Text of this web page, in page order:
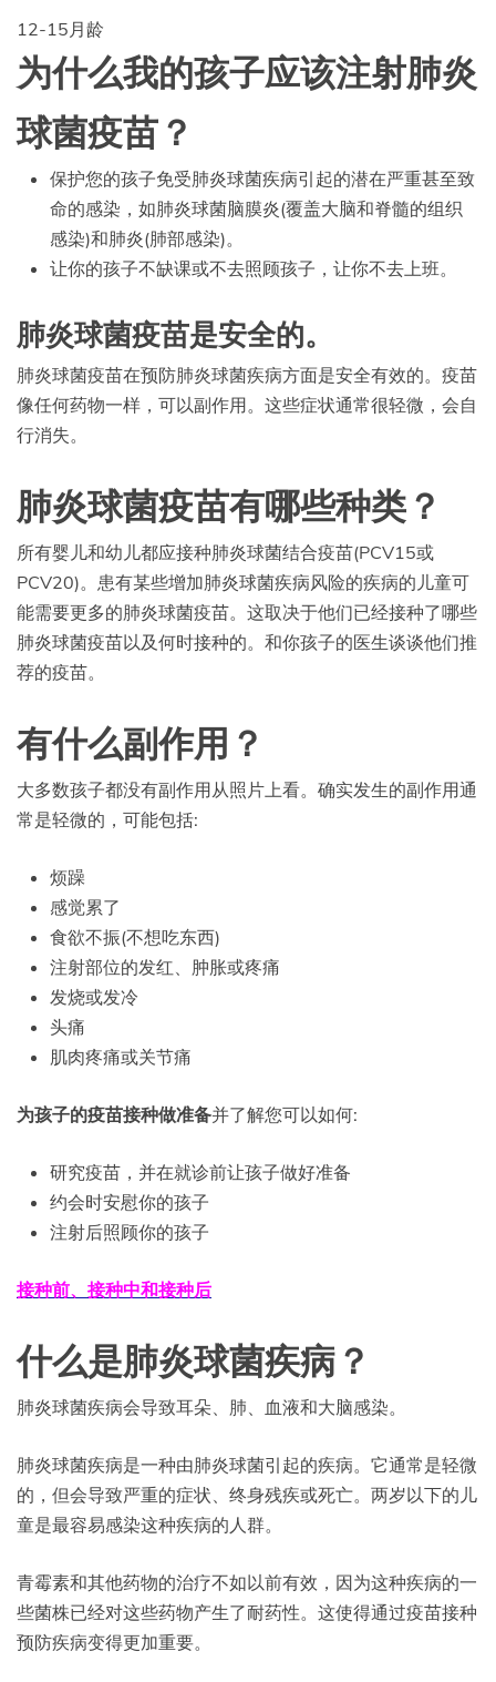
12-15月龄
为什么我的孩子应该注射肺炎
球菌疫苗？
保护您的孩子免受肺炎球菌疾病引起的潜在严重甚至致
命的感染，如肺炎球菌脑膜炎(覆盖大脑和脊髓的组织
感染)和肺炎(肺部感染)。
让你的孩子不缺课或不去照顾孩子，让你不去上班。
肺炎球菌疫苗是安全的。
肺炎球菌疫苗在预防肺炎球菌疾病方面是安全有效的。疫苗
像任何药物一样，可以副作用。这些症状通常很轻微，会自
行消失。
肺炎球菌疫苗有哪些种类？
所有婴儿和幼儿都应接种肺炎球菌结合疫苗(PCV15或
PCV20)。患有某些增加肺炎球菌疾病风险的疾病的儿童可
能需要更多的肺炎球菌疫苗。这取决于他们已经接种了哪些
肺炎球菌疫苗以及何时接种的。和你孩子的医生谈谈他们推
荐的疫苗。
有什么副作用？
大多数孩子都没有副作用从照片上看。确实发生的副作用通
常是轻微的，可能包括:
烦躁
感觉累了
食欲不振(不想吃东西)
注射部位的发红、肿胀或疼痛
发烧或发冷
头痛
肌肉疼痛或关节痛
为孩子的疫苗接种做准备并了解您可以如何:
研究疫苗，并在就诊前让孩子做好准备
约会时安慰你的孩子
注射后照顾你的孩子
接种前、接种中和接种后
什么是肺炎球菌疾病？
肺炎球菌疾病会导致耳朵、肺、血液和大脑感染。
肺炎球菌疾病是一种由肺炎球菌引起的疾病。它通常是轻微
的，但会导致严重的症状、终身残疾或死亡。两岁以下的儿
童是最容易感染这种疾病的人群。
青霉素和其他药物的治疗不如以前有效，因为这种疾病的一
些菌株已经对这些药物产生了耐药性。这使得通过疫苗接种
预防疾病变得更加重要。